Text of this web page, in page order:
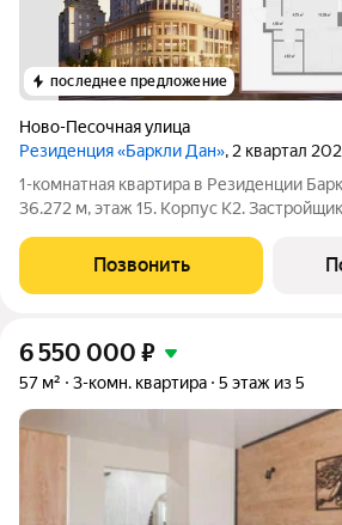
последнее предложение
Ново-Песочная улица
Резиденция «Баркли Дан», 2 квартал
1-комнатная квартира в Резиденции
36.272 м, этаж 15. Корпус К2.
ДДУ, возможна ипотека. Премиальная
от федерального застройщика.
Позвонить
6 550 000 ₽
57 м² 3-комн. квартира 5 этаж из 5